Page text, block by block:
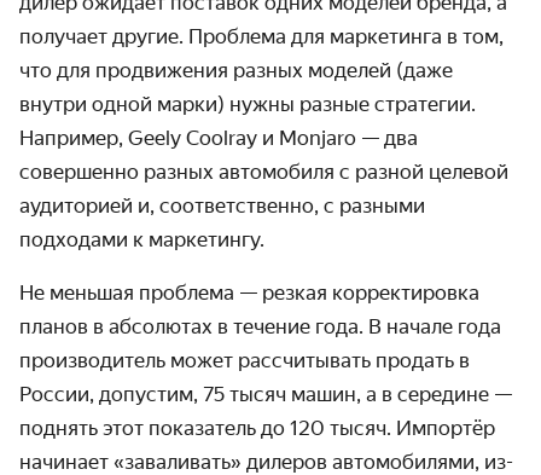
получает другие. Проблема для маркетинга в том,
что для продвижения разных моделей (даже
внутри одной марки) нужны разные стратегии.
Например, Geely Coolray и Monjaro — два
совершенно разных автомобиля с разной целевой
аудиторией и, соответственно, с разными
подходами к маркетингу.
Не меньшая проблема — резкая корректировка
планов в абсолютах в течение года. В начале года
производитель может рассчитывать продать в
России, допустим, 75 тысяч машин, а в середине —
поднять этот показатель до 120 тысяч. Импортёр
начинает «заваливать» дилеров автомобилями, из-